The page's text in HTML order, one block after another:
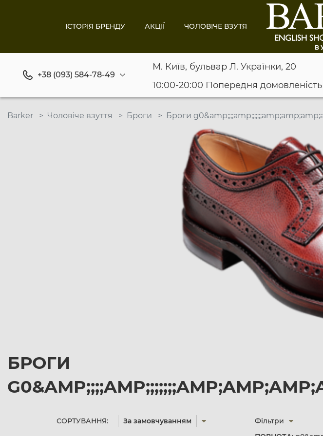
ІСТОРІЯ БРЕНДУ АКЦІЇ ЧОЛОВІЧЕ ВЗУТЯ
В
+38 (093) 584-78-49
М. Київ, бульвар Л. Українки, 20
10:00-20:00 Попередня
Barker Чоловіче взуття Броги Броги
БРОГИ
СОРТУВАННЯ: За замовчуванням
Фільтри